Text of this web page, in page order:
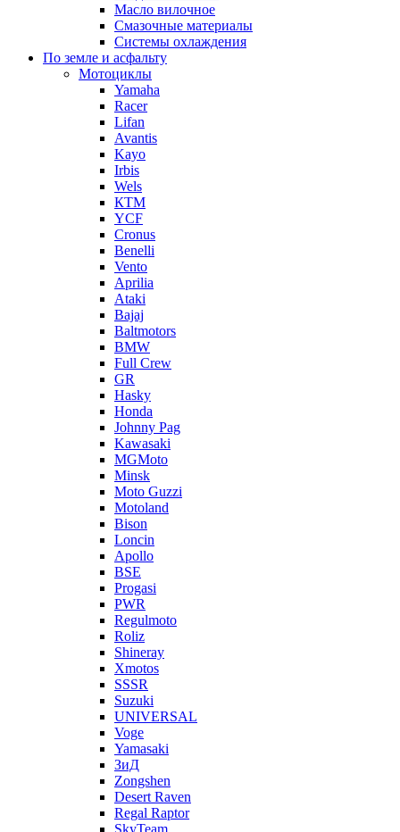
Масло вилочное
Смазочные материалы
Системы охлаждения
По земле и асфальту
Мотоциклы
Yamaha
Racer
Lifan
Avantis
Kayo
Irbis
Wels
КТМ
YCF
Cronus
Benelli
Vento
Aprilia
Ataki
Bajaj
Baltmotors
BMW
Full Crew
GR
Hasky
Honda
Johnny Pag
Kawasaki
MGMoto
Minsk
Moto Guzzi
Motoland
Bison
Loncin
Apollo
BSE
Progasi
PWR
Regulmoto
Roliz
Shineray
Xmotos
SSSR
Suzuki
UNIVERSAL
Voge
Yamasaki
ЗиД
Zongshen
Desert Raven
Regal Raptor
SkyTeam